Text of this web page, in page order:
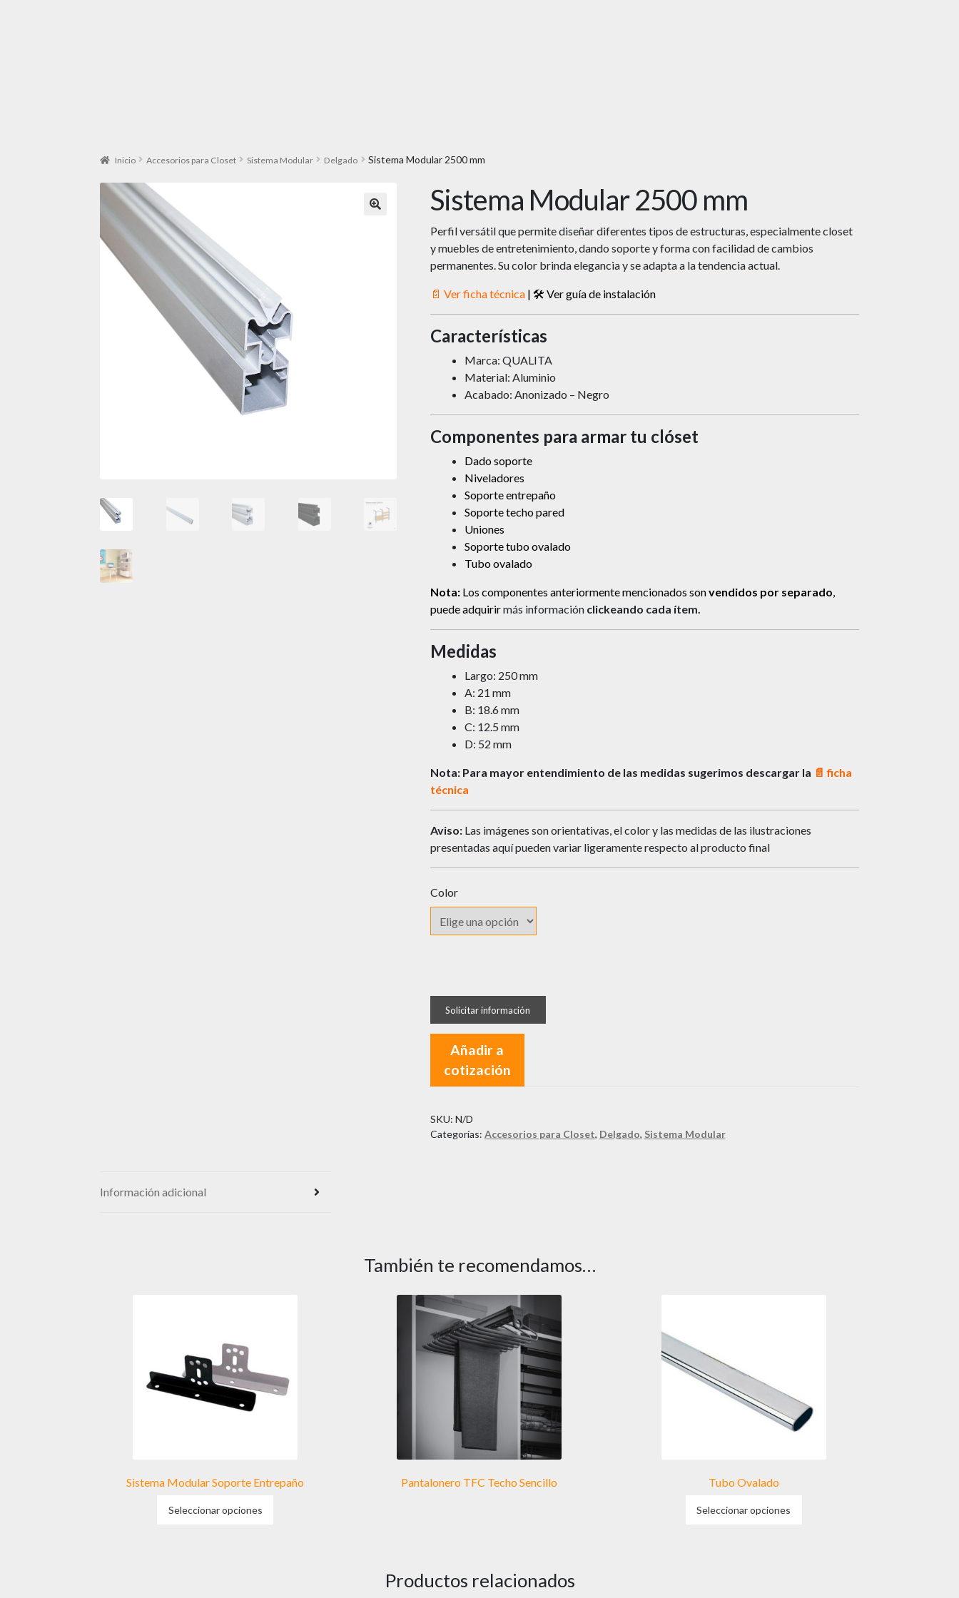
Inicio Accesorios para Closet Sistema Modular Delgado Sistema Modular 2500 mm
Sistema Modular 2500 mm
Perfil versátil que permite diseñar diferentes tipos de estructuras, especialmente closet
y muebles de entretenimiento, dando soporte y forma con facilidad de cambios
permanentes. Su color brinda elegancia y se adapta a la tendencia actual.
📄 Ver ficha técnica| 🛠 Ver guía de instalación
Características
Marca: QUALITA
Material: Aluminio
Acabado: Anonizado – Negro
Componentes para armar tu clóset
Dado soporte
Niveladores
Soporte entrepaño
Soporte techo pared
Uniones
Soporte tubo ovalado
Tubo ovalado
Nota: Los componentes anteriormente mencionados sonvendidos por separado,
puede adquirirmás información clickeando cada ítem.
Medidas
Largo: 250 mm
A: 21 mm
B: 18.6 mm
C: 12.5 mm
D: 52 mm
Nota: Para mayor entendimiento de las medidas sugerimos descargar la 📄 ficha
técnica
Aviso: Las imágenes son orientativas, el color y las medidas de las ilustraciones
presentadas aquí pueden variar ligeramente respecto al producto final
Color
2500
mm
cantidad
Añadir a
cotización
SKU: N/D
Categorías: Accesorios para Closet, Delgado, Sistema Modular
Información adicional
También te recomendamos…
Sistema Modular Soporte Entrepaño
Seleccionar opciones
Pantalonero TFC Techo Sencillo Tubo Ovalado
Seleccionar opciones
Productos relacionados